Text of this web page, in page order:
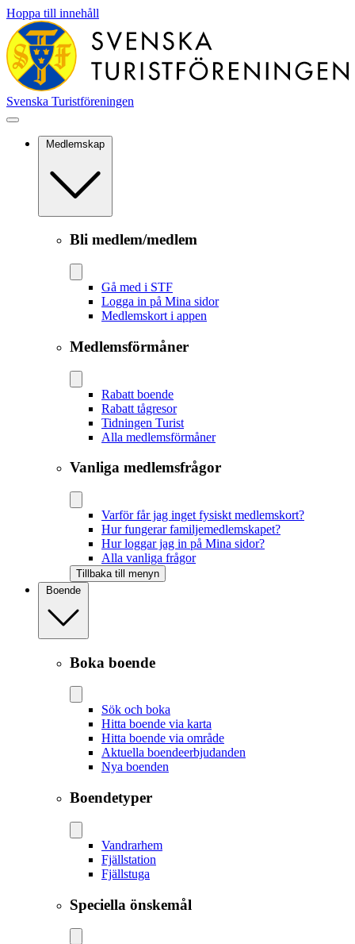
Hoppa till innehåll
Svenska Turistföreningen
Medlemskap
Bli medlem/medlem
Gå med i STF
Logga in på Mina sidor
Medlemskort i appen
Medlemsförmåner
Rabatt boende
Rabatt tågresor
Tidningen Turist
Alla medlemsförmåner
Vanliga medlemsfrågor
Varför får jag inget fysiskt medlemskort?
Hur fungerar familjemedlemskapet?
Hur loggar jag in på Mina sidor?
Alla vanliga frågor
Tillbaka till menyn
Boende
Boka boende
Sök och boka
Hitta boende via karta
Hitta boende via område
Aktuella boendeerbjudanden
Nya boenden
Boendetyper
Vandrarhem
Fjällstation
Fjällstuga
Speciella önskemål